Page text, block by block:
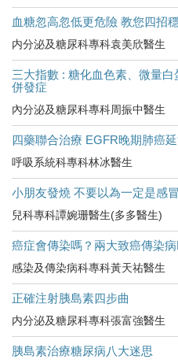
血糖忽高忽低更危險 教您四招
内分泌及糖尿科專科袁美欣醫生
三大指數 : 糖化血色素、微量
併發症
內分泌及糖尿科專科周振中醫生
四藥聯合治療 EGFR晚期肺癌
呼吸系統科專科林冰醫生
小朋友發燒 不要以為一定是感
兒科專科譚婉珊醫生(多多醫生)
癌症會傳染嗎？兩大致癌傳染
感染及傳染病科專科黃天祐醫生
正確注射胰島素四步曲
内分泌及糖尿科專科張富強醫生
胰島素治療糖尿病八大迷思